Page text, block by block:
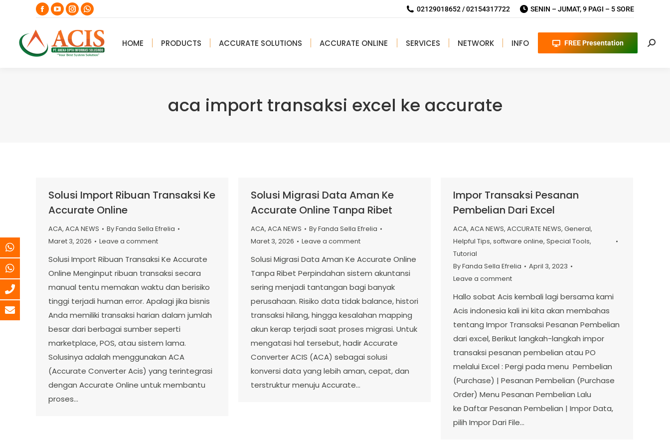
Facebook
page
opens
in
YouTube
page
opens
in
Instagram
page
opens
in
Whatsapp
page
opens
in
02129018652 / 02154317722 SENIN – JUMAT, 9 PAGI – 5 SORE
HOME PRODUCTS ACCURATE SOLUTIONS ACCURATE ONLINE SERVICES NETWORK INFO FREE Presentation
aca import transaksi excel ke accurate
Solusi Import Ribuan Transaksi Ke
Accurate Online
ACA, ACA NEWS ByFanda Sella Efrelia
Maret 3, 2026
Leave a comment
Solusi Import Ribuan Transaksi Ke Accurate
Online Menginput ribuan transaksi secara
manual tentu memakan waktu dan berisiko
tinggi terjadi human error. Apalagi jika bisnis
Anda memiliki transaksi harian dalam jumlah
besar dari berbagai sumber seperti
marketplace, POS, atau sistem lama.
Solusinya adalah menggunakan ACA
(Accurate Converter Acis) yang terintegrasi
dengan Accurate Online untuk membantu
proses…
Solusi Migrasi Data Aman Ke
Accurate Online Tanpa Ribet
ACA, ACA NEWS ByFanda Sella Efrelia
Maret 3, 2026
Leave a comment
Solusi Migrasi Data Aman Ke Accurate Online
Tanpa Ribet Perpindahan sistem akuntansi
sering menjadi tantangan bagi banyak
perusahaan. Risiko data tidak balance, histori
transaksi hilang, hingga kesalahan mapping
akun kerap terjadi saat proses migrasi. Untuk
mengatasi hal tersebut, hadir Accurate
Converter ACIS (ACA) sebagai solusi
konversi data yang lebih aman, cepat, dan
terstruktur menuju Accurate…
Impor Transaksi Pesanan
Pembelian Dari Excel
ACA, ACA NEWS, ACCURATE NEWS, General,
Helpful Tips, software online, Special Tools,
Tutorial
ByFanda Sella Efrelia
April 3, 2023
Leave a comment
Hallo sobat Acis kembali lagi bersama kami
Acis indonesia kali ini kita akan membahas
tentang Impor Transaksi Pesanan Pembelian
dari excel, Berikut langkah-langkah impor
transaksi pesanan pembelian atau PO
melalui Excel : Pergi pada menu Pembelian
(Purchase) | Pesanan Pembelian (Purchase
Order) Menu Pesanan Pembelian Lalu
ke Daftar Pesanan Pembelian | Impor Data,
pilih Impor Dari File…